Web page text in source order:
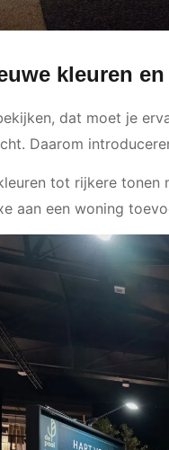
kleuren
dat moet je
Daarom
tot rijkere
aan een woning